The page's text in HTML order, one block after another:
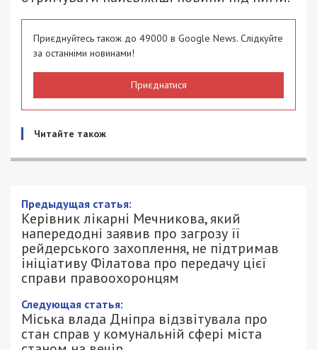
Приєднуйтесь також до 49000 в Google News. Слідкуйте
за останніми новинами!
Приєднатися
Читайте також
Керівник лікарні Мечникова, який
напередодні заявив про загрозу її
рейдерського захоплення, не
підтримав ініціативу Філатова про
передачу цієї справи правоохоронцям
21/06/2023 - 14:12
ПЕТРО ЩУКІН - СПЕЦИАЛЬНО ДЛЯ
49000.COM.UA